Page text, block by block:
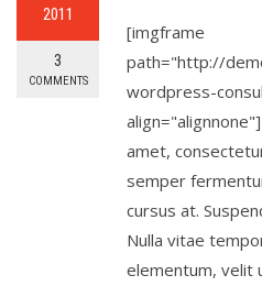
2011
3
COMMENTS
[imgframe
path="http://
wordpress-
amet,
semper
cursus at.
Nulla vitae
elementum, velit